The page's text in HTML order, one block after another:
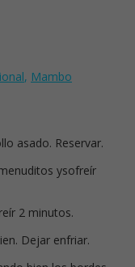
, Mambo
asado. Reservar.
ysofreír
2 minutos.
Dejar enfriar.